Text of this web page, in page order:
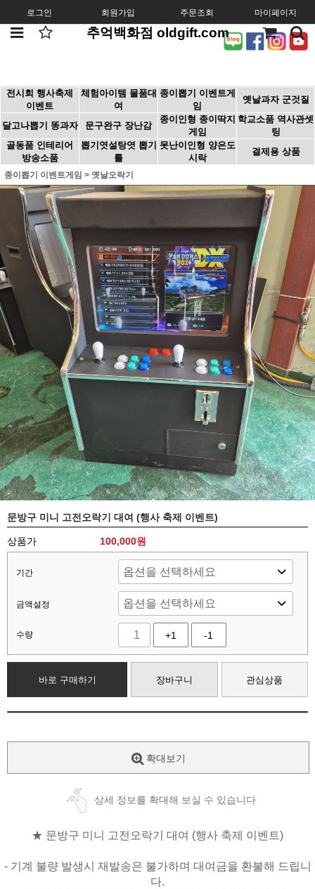
로그인 회원가입 주문조회 마이페이지
추억백화점 oldgift.com
전시회 행사축제
이벤트
체험아이템 물품대
여
종이뽑기 이벤트게
임
옛날과자 군것질
달고나뽑기 똥과자 문구완구 장난감
종이인형 종이딱지
게임
학교소품 역사관셋
팅
골동품 인테리어
방송소품
뽑기엿설탕엿 뽑기
틀
못난이인형 양은도
시락
결제용 상품
종이뽑기 이벤트게임 > 옛날오락기
문방구 미니 고전오락기 대여 (행사 축제 이벤트)
상품가 100,000원
기간
금액설정
수량 +1 -1
바로 구매하기 장바구니 관심상품
확대보기
상세 정보를 확대해 보실 수 있습니다
★ 문방구 미니 고전오락기 대여 (행사 축제 이벤트)
- 기계 불량 발생시 재발송은 불가하며 대여금을 환불해 드립니
다.